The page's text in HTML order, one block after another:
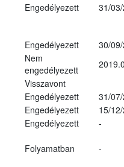
Engedélyezett 31/
Engedélyezett
30/
Nem
engedélyezett
Visszavont
Engedélyezett
31/
Engedélyezett
15/
Engedélyezett
-
Folyamatban -